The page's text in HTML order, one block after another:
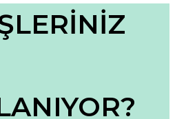
ederiz.
veya görüntülenemiyor.
bilgiler bulunuyor.
daha pahalı.